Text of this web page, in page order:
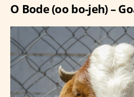
O Bode (oo bo-jeh) –